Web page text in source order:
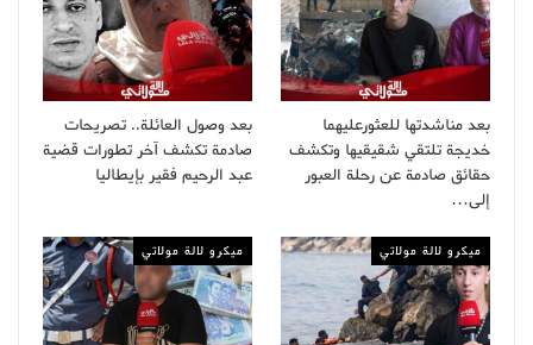
بعد مناشدتها للعثورعليهما
خديجة تلتقي شقيقيها وتكشف
حقائق صادمة عن رحلة العبور
إلى…
بعد وصول العائلة.. تصريحات
صادمة تكشف آخر تطورات قضية
عبد الرحيم فقير بإيطاليا
ميكرو لالة مولاتي ميكرو لالة مولاتي